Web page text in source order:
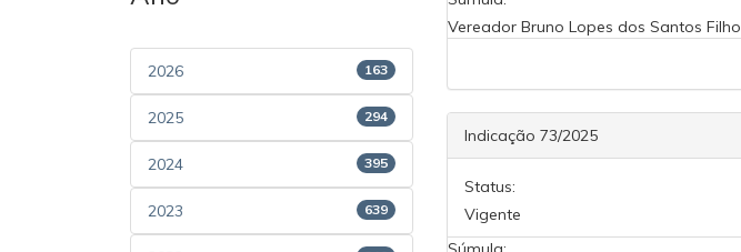
2026 163
2025 294
2024 395
2023 639
Vereador Bruno Lopes dos Santos Filho
Indicação 73/2025
Status:
Vigente